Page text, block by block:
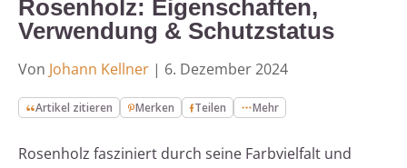
Rosenholz: Eigenschaften,
Verwendung & Schutzstatus
Von Johann Kellner | 6. Dezember 2024
Artikel zitieren Merken Teilen Mehr
Rosenholz fasziniert durch seine Farbvielfalt und